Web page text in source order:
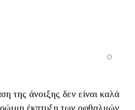
της άνοιξης δεν είναι καλά
έκπτυξη των οφθαλμών